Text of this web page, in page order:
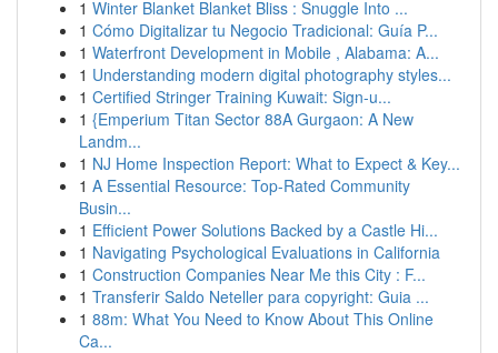
1 Winter Blanket Blanket Bliss : Snuggle Into ...
1 Cómo Digitalizar tu Negocio Tradicional: Guía P...
1 Waterfront Development in Mobile , Alabama: A...
1 Understanding modern digital photography styles...
1 Certified Stringer Training Kuwait: Sign-u...
1 {Emperium Titan Sector 88A Gurgaon: A New
Landm...
1 NJ Home Inspection Report: What to Expect & Key...
1 A Essential Resource: Top-Rated Community
Busin...
1 Efficient Power Solutions Backed by a Castle Hi...
1 Navigating Psychological Evaluations in California
1 Construction Companies Near Me this City : F...
1 Transferir Saldo Neteller para copyright: Guia ...
1 88m: What You Need to Know About This Online
Ca...